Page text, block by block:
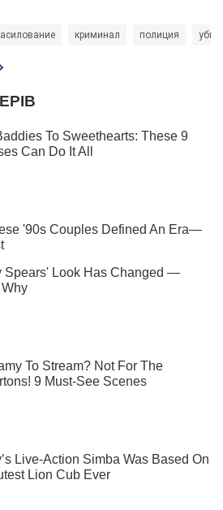
криминал полиция